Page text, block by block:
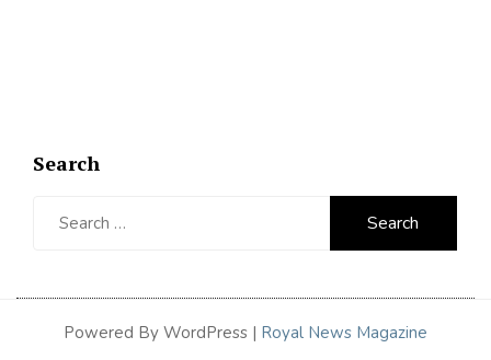
Search
Powered By WordPress | Royal News Magazine